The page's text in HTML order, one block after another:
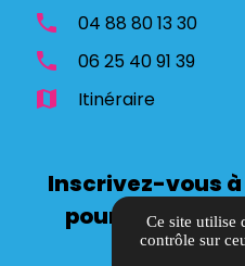
phone 04 88 80 13 30
phone 06 25 40 91 39
map Itinéraire
Inscrivez-vous
pour suivre
Joker
Ce site utilise
contrôle sur